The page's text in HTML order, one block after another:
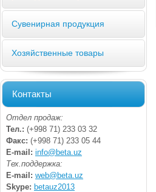
Сувенирная продукция
Хозяйственные товары
Контакты
Отдел продаж:
Тел.: (+998 71) 233 03 32
Факс: (+998 71) 233 05 44
E-mail: info@beta.uz
Тех.поддержка:
E-mail: web@beta.uz
Skype: betauz2013